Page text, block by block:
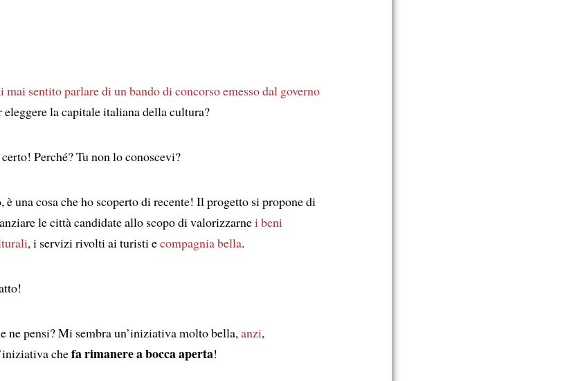
mai sentito parlare di un bando di concorso emesso dal governo
eleggere la capitale italiana della cultura?
Perché? Tu non lo conoscevi?
è una cosa che ho scoperto di recente! Il progetto si propone di
le città candidate allo scopo di valorizzarnei beni
, i servizi rivolti ai turisti ecompagnia bella.
ne pensi? Mi sembra un’iniziativa molto bella, anzi,
chefa rimanere a bocca aperta!